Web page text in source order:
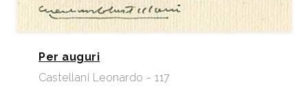
Per auguri
Castellani Leonardo - 117